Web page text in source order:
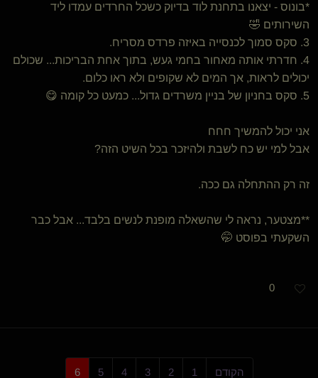
*בונוס - יצאנו בתחנת לוד בדיוק כשכל החרדים עמדו ליד
השירותים 🤣
3. סקס סמוך לכנסייה באיזה פרדס מסריח.
4. חדרתי אותה מאחור בחמי געש, בתוך אחת הבריכות... שכולם
יכולים לראות, אך המים לא שקופים ולא ראו כלום.
5. סקס בחניון של בניין משרדים גדול... כמעט כל קומה 😋
אני יכול להמשיך חחח
אבל למי יש כח לשבת ולהיזכר בכל השיט הזה?
זה רק ההתחלה גם ככה.
**מצטער, נראה לי שהשאלה מופנת לנשים בלבד... אבל כבר
השקעתי בפוסט 🤭
0
הקודם 1
2
3
4
5
6